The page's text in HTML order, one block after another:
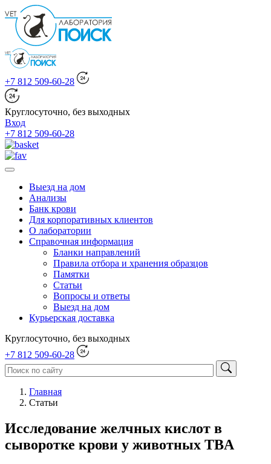
+7 812 509-60-28
Круглосуточно, без выходных
Вход
+7 812 509-60-28
Выезд на дом
Анализы
Банк крови
Для корпоративных клиентов
О лаборатории
Справочная информация
Бланки направлений
Правила отбора и хранения образцов
Памятки
Статьи
Вопросы и ответы
Выезд на дом
Курьерская доставка
Круглосуточно, без выходных
+7 812 509-60-28
Главная
Статьи
Исследование желчных кислот в
сыворотке крови у животных TBA